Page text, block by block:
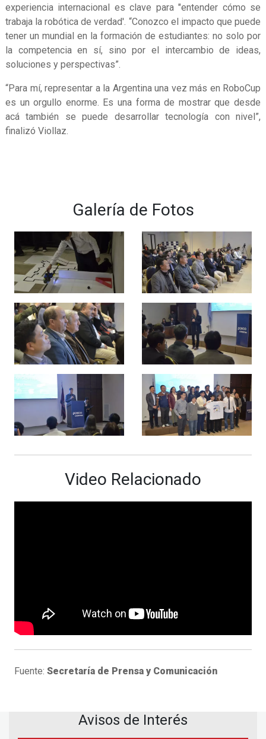
experiencia internacional es clave para "entender cómo se
trabaja la robótica de verdad'. “Conozco el impacto que puede
tener un mundial en la formación de estudiantes: no solo por
la competencia en sí, sino por el intercambio de ideas,
soluciones y perspectivas”.
“Para mí, representar a la Argentina una vez más en RoboCup
es un orgullo enorme. Es una forma de mostrar que desde
acá también se puede desarrollar tecnología con nivel”,
finalizó Viollaz.
Galería de Fotos
Video Relacionado
Fuente: Secretaría de Prensa y Comunicación
Avisos de Interés